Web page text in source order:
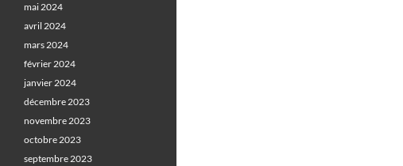
mai 2024
avril 2024
mars 2024
février 2024
janvier 2024
décembre 2023
novembre 2023
octobre 2023
septembre 2023